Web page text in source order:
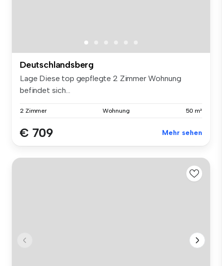
Deutschlandsberg
Lage Diese top gepflegte 2 Zimmer Wohnung
befindet sich...
2 Zimmer Wohnung 50 m²
€ 709 Mehr sehen